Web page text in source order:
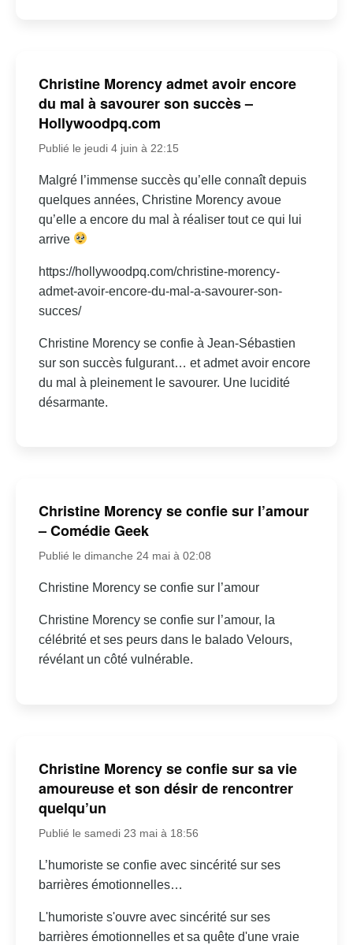
Christine Morency admet avoir encore
du mal à savourer son succès –
Hollywoodpq.com
Publié le jeudi 4 juin à 22:15
Malgré l’immense succès qu’elle connaît depuis
quelques années, Christine Morency avoue
qu’elle a encore du mal à réaliser tout ce qui lui
arrive
https://hollywoodpq.com/christine-morency-
admet-avoir-encore-du-mal-a-savourer-son-
succes/
Christine Morency se confie à Jean-Sébastien
sur son succès fulgurant… et admet avoir encore
du mal à pleinement le savourer. Une lucidité
désarmante.
Christine Morency se confie sur l’amour
– Comédie Geek
Publié le dimanche 24 mai à 02:08
Christine Morency se confie sur l’amour
Christine Morency se confie sur l’amour, la
célébrité et ses peurs dans le balado Velours,
révélant un côté vulnérable.
Christine Morency se confie sur sa vie
amoureuse et son désir de rencontrer
quelqu’un
Publié le samedi 23 mai à 18:56
L’humoriste se confie avec sincérité sur ses
barrières émotionnelles…
L'humoriste s'ouvre avec sincérité sur ses
barrières émotionnelles et sa quête d'une vraie